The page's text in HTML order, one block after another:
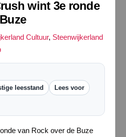
wint 3e ronde
Cultuur, Steenwijkerland
leesstand Lees voor
van Rock over de Buze